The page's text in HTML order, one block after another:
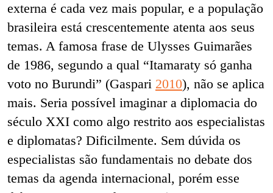
externa é cada vez mais popular, e a população
brasileira está crescentemente atenta aos seus
temas. A famosa frase de Ulysses Guimarães
de 1986, segundo a qual “Itamaraty só ganha
voto no Burundi” (Gaspari 2010), não se aplica
mais. Seria possível imaginar a diplomacia do
século XXI como algo restrito aos especialistas
e diplomatas? Dificilmente. Sem dúvida os
especialistas são fundamentais no debate dos
temas da agenda internacional, porém esse